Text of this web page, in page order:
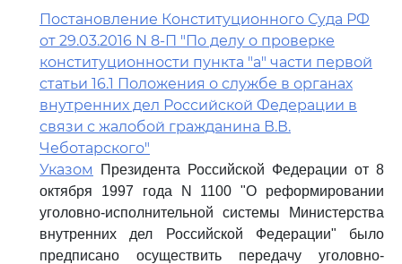
Постановление Конституционного Суда РФ
от 29.03.2016 N 8-П "По делу о проверке
конституционности пункта "а" части первой
статьи 16.1 Положения о службе в органах
внутренних дел Российской Федерации в
связи с жалобой гражданина В.В.
Чеботарского"
Указом
Президента Российской Федерации от 8
октября 1997 года N 1100 "О реформировании
уголовно-исполнительной системы Министерства
внутренних дел Российской Федерации" было
предписано осуществить передачу уголовно-